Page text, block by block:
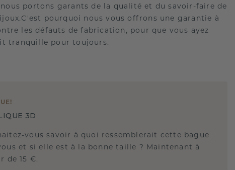
nous portons garants de la qualité et du savoir-faire de
pourquoi nous vous offrons une garantie à
les défauts de fabrication, pour que vous ayez
tranquille pour toujours.
!
3D
vous savoir à quoi ressemblerait cette bague
et si elle est à la bonne taille ? Maintenant à
de 15 €.